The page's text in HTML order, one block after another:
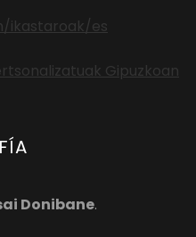
ikastaroak/es
Donibane.